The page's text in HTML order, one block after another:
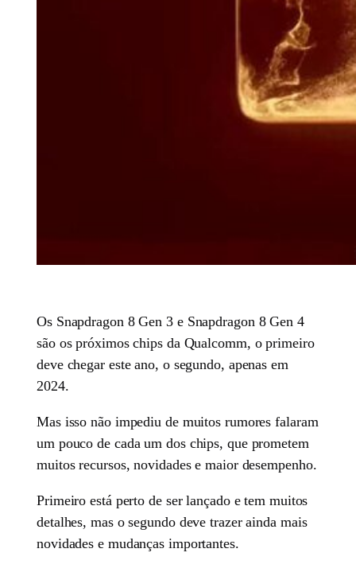
Os Snapdragon 8 Gen 3 e Snapdragon 8 Gen 4
são os próximos chips da Qualcomm, o primeiro
deve chegar este ano, o segundo, apenas em
2024.
Mas isso não impediu de muitos rumores falaram
um pouco de cada um dos chips, que prometem
muitos recursos, novidades e maior desempenho.
Primeiro está perto de ser lançado e tem muitos
detalhes, mas o segundo deve trazer ainda mais
novidades e mudanças importantes.